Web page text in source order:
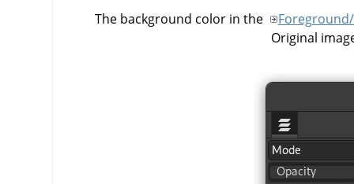
The background color in the
Original